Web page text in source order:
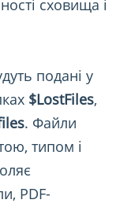
сховища і
подані у
$LostFiles,
. Файли
типом і
PDF-